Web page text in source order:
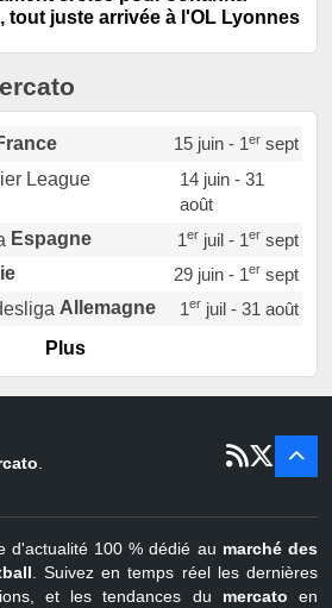
tout juste arrivée à l'OL Lyonnes
15 juin - 1ersept
14 juin - 31
août
Espagne
1erjuil - 1ersept
29 juin - 1ersept
Allemagne
1erjuil - 31 août
Portugal
Pays-Bas
22 juin - 2 sept
juil - 31
Plus
.
d'actualité 100 % dédié au marché des
. Suivez en temps réel les dernières
et les tendances du mercato en